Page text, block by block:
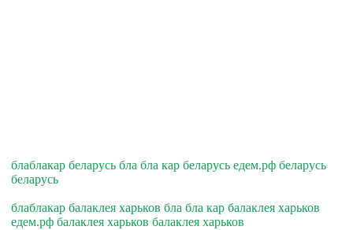
блаблакар беларусь бла бла кар беларусь едем.рф беларусь
беларусь
блаблакар балаклея харьков бла бла кар балаклея харьков
едем.рф балаклея харьков балаклея харьков